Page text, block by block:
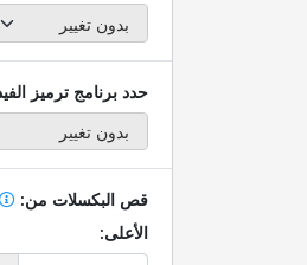
حدد برنامج ترميز
قص البكسلات من:
الأعلى: